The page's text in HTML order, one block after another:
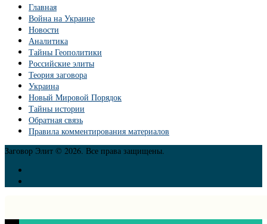
Главная
Война на Украине
Новости
Аналитика
Тайны Геополитики
Российские элиты
Теория заговора
Украина
Новый Мировой Порядок
Тайны истории
Обратная связь
Правила комментирования материалов
Заговор Элит © 2026. Все права защищены.